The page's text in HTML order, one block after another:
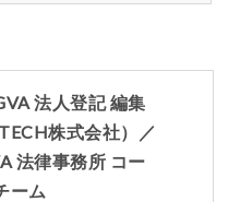
法人登記 編集
株式会社）／
法律事務所 コー
ーム